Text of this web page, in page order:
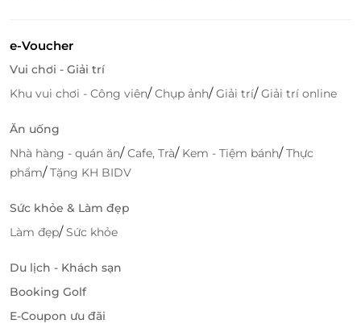
e-Voucher
Vui chơi - Giải trí
Khu vui chơi - Công viên/Chụp ảnh/Giải trí/Giải trí online
Ăn uống
Nhà hàng - quán ăn/Cafe, Trà/ Kem - Tiệm bánh/Thực
phẩm/Tặng KH BIDV
Sức khỏe & Làm đẹp
Làm đẹp/Sức khỏe
Du lịch - Khách sạn
Booking Golf
E-Coupon ưu đãi